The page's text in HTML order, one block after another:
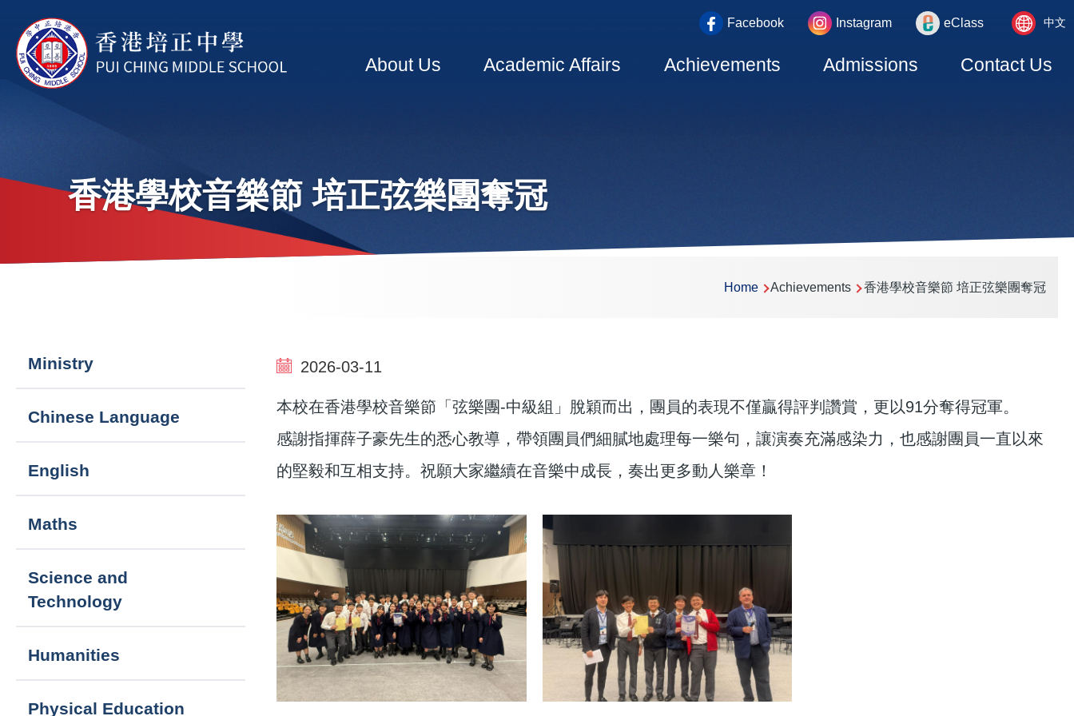
top_area
Facebook Instagram eClass
Language
switcher
中文
navigation
About Us Academic Affairs Achievements Admissions Contact Us
香港學校音樂節 培正弦樂團奪冠
Home Achievements 香港學校音樂節 培正弦樂團奪冠
2026-03-11
本校在香港學校音樂節「弦樂團-中級組」脫穎而出，團員的表現不僅贏得評判讚賞，更以91分奪得冠軍。
感謝指揮薛子豪先生的悉心教導，帶領團員們細膩地處理每一樂句，讓演奏充滿感染力，也感謝團員一直以來
的堅毅和互相支持。祝願大家繼續在音樂中成長，奏出更多動人樂章！
Main
navigation
Ministry
Chinese Language
English
Maths
Science and
Technology
Humanities
Physical Education